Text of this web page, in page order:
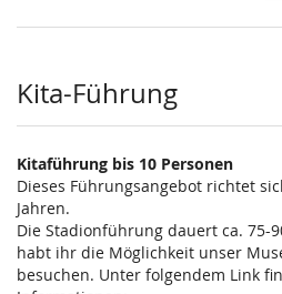
Kita-Führung
Kitaführung bis 10 Personen
Dieses Führungsangebot richtet
Jahren.
Die Stadionführung dauert ca. 75-
habt ihr die Möglichkeit unser
besuchen. Unter folgendem Link